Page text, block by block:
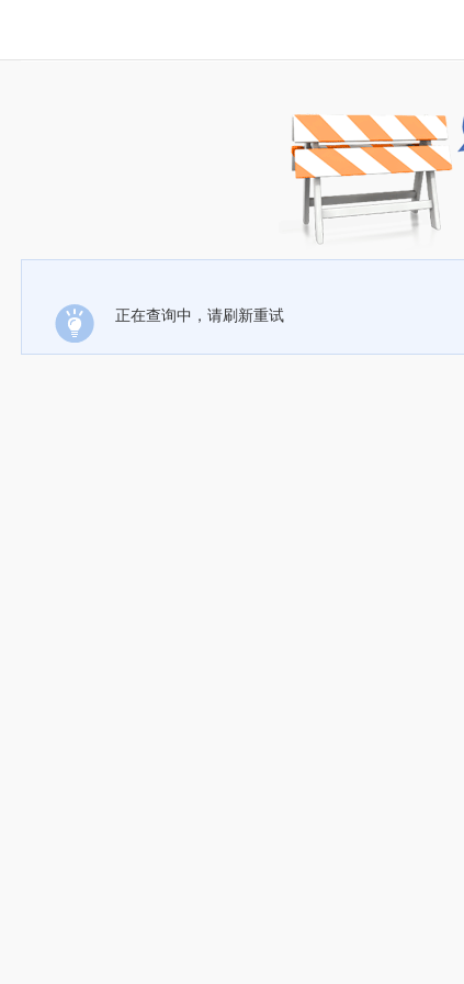
正在查询中，请刷新重试